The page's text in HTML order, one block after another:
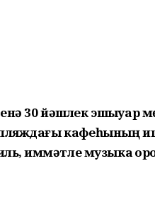
30 йәшлек эшҡыуар
кафеһының
ҡиммәтле музыка